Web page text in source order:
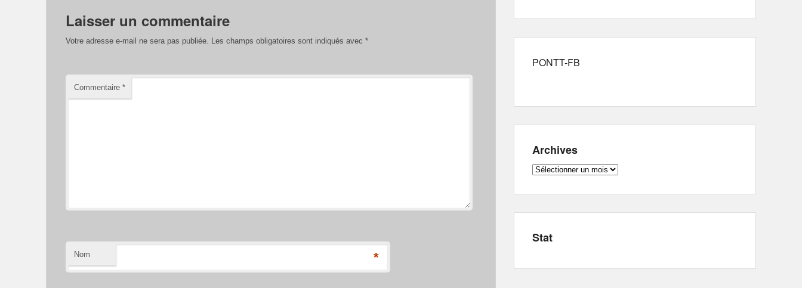
Laisser un commentaire
Votre adresse e-mail ne sera pas publiée. Les champs obligatoires sont indiqués avec *
Commentaire *
Nom *
PONTT-FB
Archives
Archives
Stat